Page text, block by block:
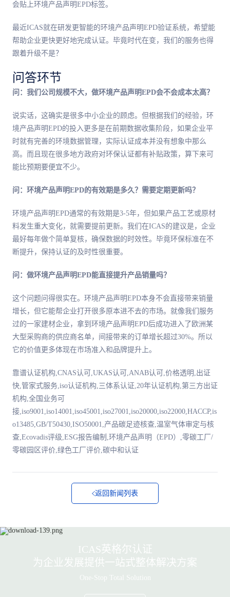
会贴上环境产品声明EPD标签。
最近ICAS就在研发更智能的环境产品声明EPD验证系统，希望能
帮助企业更快更好地完成认证。毕竟时代在变，我们的服务也得
跟着升级不是？
问答环节
问：我们公司规模不大，做环境产品声明EPD会不会成本太高？
说实话，这确实是很多中小企业的顾虑。但根据我们的经验，环
境产品声明EPD的投入更多是在前期数据收集阶段，如果企业平
时就有完善的环境数据管理，实际认证成本并没有想象中那么
高。而且现在很多地方政府对环保认证都有补贴政策，算下来可
能比预期要便宜不少。
问：环境产品声明EPD的有效期是多久？需要定期更新吗？
环境产品声明EPD通常的有效期是3-5年，但如果产品工艺或原材
料发生重大变化，就需要提前更新。我们在ICAS的建议是，企业
最好每年做个简单复核，确保数据的时效性。毕竟环保标准在不
断提升，保持认证的及时性很重要。
问：做环境产品声明EPD能直接提升产品销量吗？
这个问题问得很实在。环境产品声明EPD本身不会直接带来销量
增长，但它能帮企业打开很多原本进不去的市场。就像我们服务
过的一家建材企业，拿到环境产品声明EPD后成功进入了欧洲某
大型采购商的供应商名单，间接带来的订单增长超过30%。所以
它的价值更多体现在市场准入和品牌提升上。
靠谱认证机构,CNAS认可,UKAS认可,ANAB认可,价格透明,出证
快,管家式服务,iso认证机构,三体系认证,20年认证机构,第三方出证
机构,全国业务可
接,iso9001,iso14001,iso45001,iso27001,iso20000,iso22000,HACCP,is
o13485,GB/T50430,ISO50001,产品碳足迹核查,温室气体审定与核
查,Ecovadis评级,ESG报告编制,环境产品声明（EPD）,零碳工厂/
零碳园区评价,绿色工厂评价,碳中和认证
返回新闻列表
ICAS英格尔认证
为企业发展提供一站式整体解决方案
One-Stop Total Solution